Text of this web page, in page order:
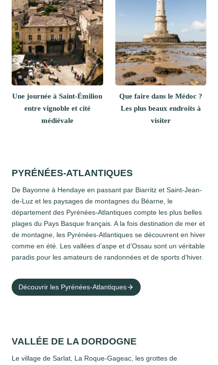
Une journée à Saint-Émilion
entre vignoble et cité
médiévale
Que faire dans le Médoc ?
Les plus beaux endroits à
visiter
PYRÉNÉES-ATLANTIQUES
De Bayonne à Hendaye en passant par Biarritz et Saint-Jean-
de-Luz et les paysages de montagnes du Béarne, le
département des Pyrénées-Atlantiques compte les plus belles
plages du Pays Basque français. A la fois destination de mer et
de montagne, les Pyrénées-Atlantiques se découvrent en hiver
comme en été. Les vallées d’aspe et d’Ossau sont un véritable
paradis pour les amateurs de randonnées et de sports d’hiver.
Découvrir les Pyrénées-Atlantiques
VALLÉE DE LA DORDOGNE
Le village de Sarlat, La Roque-Gageac, les grottes de